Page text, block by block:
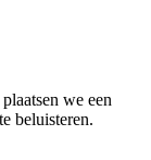
plaatsen we een
beluisteren.